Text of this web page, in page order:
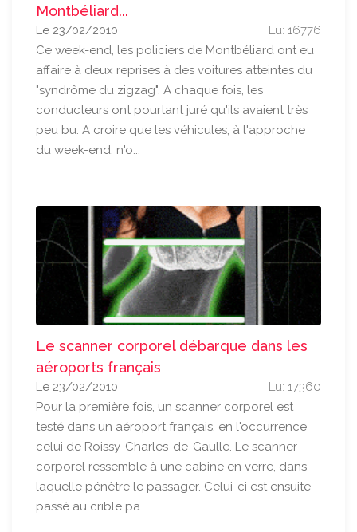
Montbéliard...
Lu: 16776
Le 23/02/2010
Ce week-end, les policiers de Montbéliard ont eu
affaire à deux reprises à des voitures atteintes du
"syndrôme du zigzag". A chaque fois, les
conducteurs ont pourtant juré qu'ils avaient très
peu bu. A croire que les véhicules, à l'approche
du week-end, n'o...
Le scanner corporel débarque dans les
aéroports français
Lu: 17360
Le 23/02/2010
Pour la première fois, un scanner corporel est
testé dans un aéroport français, en l'occurrence
celui de Roissy-Charles-de-Gaulle. Le scanner
corporel ressemble à une cabine en verre, dans
laquelle pénètre le passager. Celui-ci est ensuite
passé au crible pa...